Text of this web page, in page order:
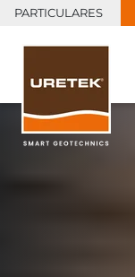
PARTICULARES